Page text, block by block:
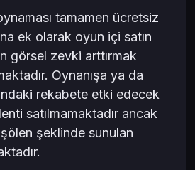
tamamen ücretsiz
ek olarak oyun içi satın
görsel zevki arttırmak
Oynanışa ya da
rekabete etki edecek
satılmamaktadır ancak
şeklinde sunulan